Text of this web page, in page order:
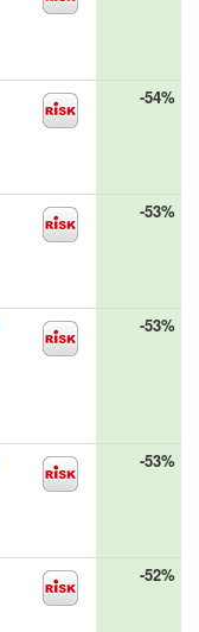
-54%
-53%
-53%
-53%
-52%